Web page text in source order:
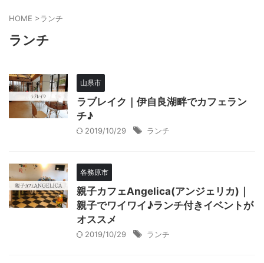
HOME >ランチ
ランチ
山県市
ラブレイク｜伊自良湖畔でカフェラン
チ♪
2019/10/29 ランチ
各務原市
親子カフェAngelica(アンジェリカ)｜
親子でワイワイ♪ランチ付きイベントが
オススメ
2019/10/29 ランチ